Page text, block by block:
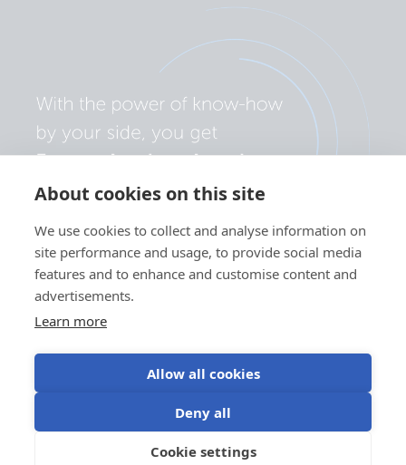
About cookies on this site
We use cookies to collect and analyse information on
site performance and usage, to provide social media
features and to enhance and customise content and
advertisements.
Learn more
Allow all cookies
Deny all
Cookie settings
Πολιτική απορρήτου
©Victron Energy 2026